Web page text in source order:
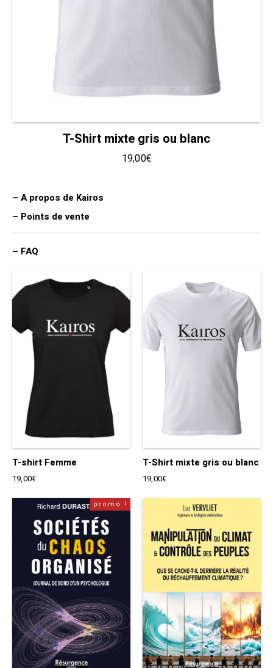
T-Shirt mixte gris ou blanc
19,00€
– A propos de Kairos
– Points de vente
– FAQ
T-shirt Femme
19,00€
T-Shirt mixte gris ou blanc
19,00€
promo !